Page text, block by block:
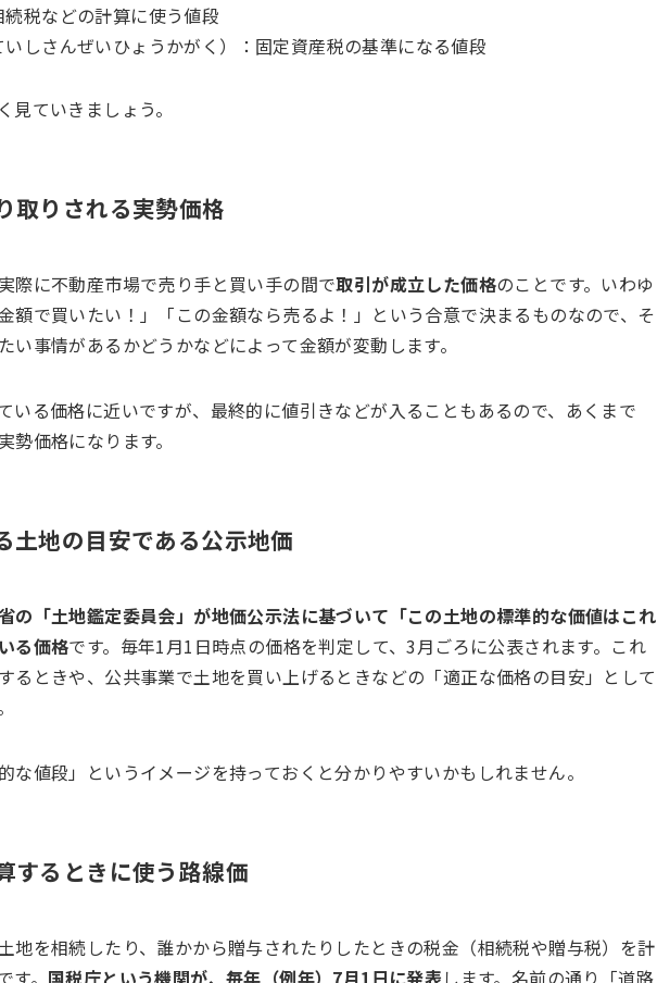
税などの計算に使う値段
しさんぜいひょうかがく）：固定資産税の基準になる値段
見ていきましょう。
取りされる実勢価格
際に不動産市場で売り手と買い手の間で取引が成立した価格のことです。いわゆ
額で買いたい！」「この金額なら売るよ！」という合意で決まるものなので、そ
い事情があるかどうかなどによって金額が変動します。
いる価格に近いですが、最終的に値引きなどが入ることもあるので、あくまで
勢価格になります。
土地の目安である公示地価
の「土地鑑定委員会」が地価公示法に基づいて「この土地の標準的な価値はこれ
る価格です。毎年1月1日時点の価格を判定して、3月ごろに公表されます。これ
るときや、公共事業で土地を買い上げるときなどの「適正な価格の目安」として
な値段」というイメージを持っておくと分かりやすいかもしれません。
するときに使う路線価
地を相続したり、誰かから贈与されたりしたときの税金（相続税や贈与税）を計